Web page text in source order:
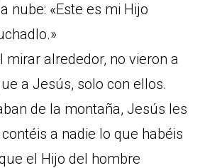
nube: «Este es mi Hijo
mirar alrededor, no vieron a
a Jesús, solo con ellos.
de la montaña, Jesús les
a nadie lo que habéis
el Hijo del hombre